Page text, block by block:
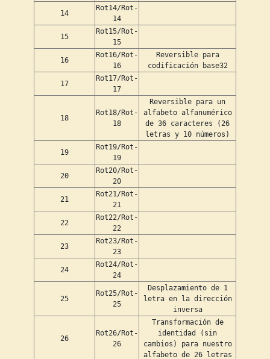
14
Rot14/Rot-
14
15
Rot15/Rot-
15
16
Rot16/Rot-
16
Reversible para
codificación base32
17
Rot17/Rot-
17
18
Rot18/Rot-
18
Reversible para un
alfabeto alfanumérico
de 36 caracteres (26
letras y 10 números)
19
Rot19/Rot-
19
20
Rot20/Rot-
20
21
Rot21/Rot-
21
22
Rot22/Rot-
22
23
Rot23/Rot-
23
24
Rot24/Rot-
24
25
Rot25/Rot-
25
Desplazamiento de 1
letra en la dirección
inversa
26
Rot26/Rot-
26
Transformación de
identidad (sin
cambios) para nuestro
alfabeto de 26 letras